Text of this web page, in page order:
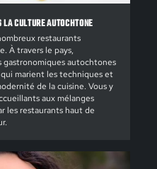
CULTURE AUTOCHTONE
restaurants
À travers le pays,
autochtones
marient les techniques et
de la cuisine. Vous y
aux mélanges
les restaurants haut de